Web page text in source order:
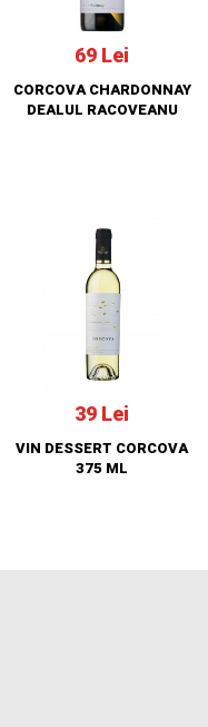
69 Lei
CORCOVA CHARDONNAY
DEALUL RACOVEANU
39 Lei
VIN DESSERT CORCOVA
375 ML